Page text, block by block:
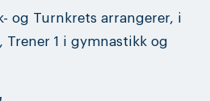
og Turnkrets arrangerer, i
Trener 1 i gymnastikk og